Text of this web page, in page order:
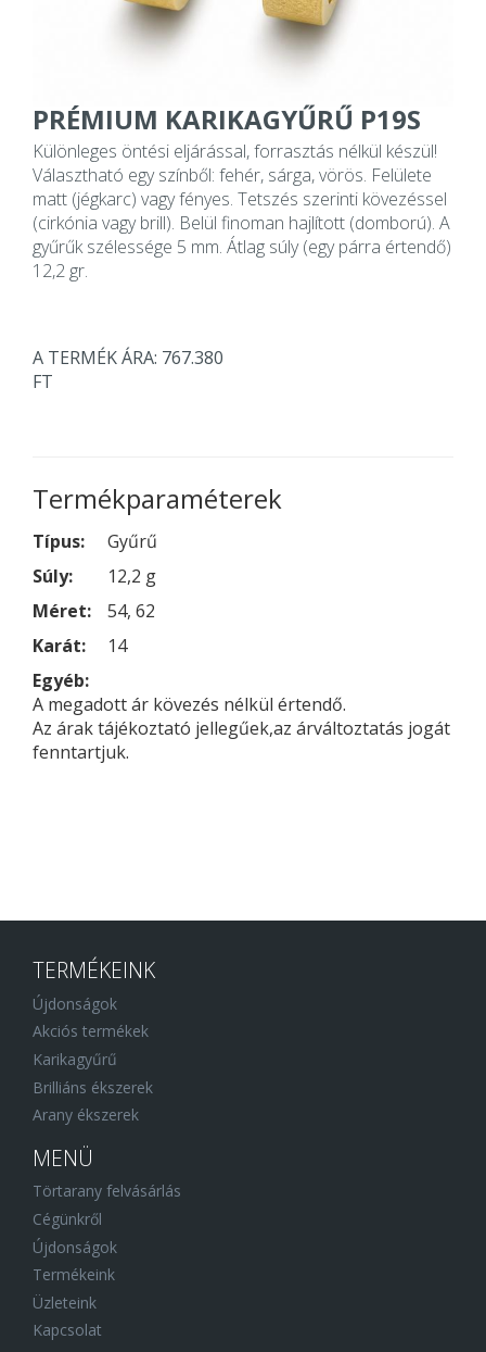
PRÉMIUM KARIKAGYŰRŰ P19S
Különleges öntési eljárással, forrasztás nélkül készül!
Választható egy színből: fehér, sárga, vörös. Felülete
matt (jégkarc) vagy fényes. Tetszés szerinti kövezéssel
(cirkónia vagy brill). Belül finoman hajlított (domború). A
gyűrűk szélessége 5 mm. Átlag súly (egy párra értendő)
12,2 gr.
A TERMÉK ÁRA: 767.380
FT
Termékparaméterek
Típus:
Gyűrű
Súly:
12,2 g
Méret:
54, 62
Karát:
14
Egyéb:
A megadott ár kövezés nélkül értendő.
Az árak tájékoztató jellegűek,az árváltoztatás jogát
fenntartjuk.
TERMÉKEINK
Újdonságok
Akciós termékek
Karikagyűrű
Brilliáns ékszerek
Arany ékszerek
MENÜ
Törtarany felvásárlás
Cégünkről
Újdonságok
Termékeink
Üzleteink
Kapcsolat